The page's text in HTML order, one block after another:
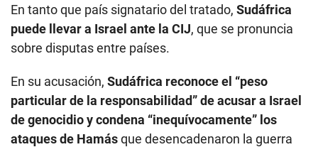
En tanto que país signatario del tratado, Sudáfrica
puede llevar a Israel ante la CIJ, que se pronuncia
sobre disputas entre países.
En su acusación, Sudáfrica reconoce el “peso
particular de la responsabilidad” de acusar a Israel
de genocidio y condena “inequívocamente” los
ataques de Hamásque desencadenaron la guerra